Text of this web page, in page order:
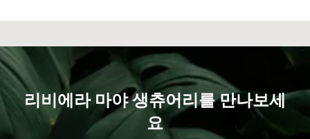
리비에라 마야 생츄어리를 만나보세
요